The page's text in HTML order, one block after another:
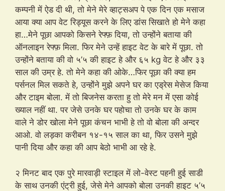
कम्पनी में ऐड दी थी, तो मेने मेरे व्हाट्सअप पे एक दिन एक मसाज
आया क्या आप वेट रिड्यूस करने के लिए डांस सिखाते हो मेने कहा
हा…मेने पूछा आपको किसने रेफ्फ़ दिया, तो उन्होंने बताया की
ऑनलाइन रेफ्फ़ मिला. फिर मेने उन्हें हाइट वेट के बारे में पूछा. तो
उन्होंने बताया की वो ५’५ की हाइट हे और ६५ kg वेट हे और ३३
साल की उम्र हे. तो मेने कहा की ओके…फिर पूछा की क्या हम
पर्सनल मिल सकते हे, उन्होंने मुझे अपने घर का एड्रेस मेसेज किया
और टाइम बोला. में तो बिजनेस करता हु तो मेरे मन में एसा कोई
ख्याल नहीं था. पर जेसे उनके घर पहोचा तो उनके घर के काम
वाले ने डोर खोला मेने पूछा कंचन भाभी हे तो वो बोला की अन्दर
आओ. वो लड़का करीबन १४-१५ साल का था, फिर उसने मुझे
पानी दिया और कहा की आप बेठो भाभी आ रहे हे.
२ मिनट बाद एक पुरे मारवाड़ी स्टाइल में लो-वेस्ट पहनी हुई साडी
के साथ उनकी एंट्री हुई, जेसे मेने आपको बोला उनकी हाइट ५’५